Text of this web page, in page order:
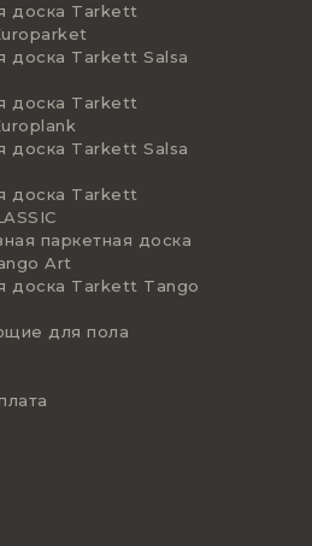
доска Tarkett
доска Tarkett Salsa
доска Tarkett
доска Tarkett Salsa
доска Tarkett
паркетная доска
Art
доска Tarkett Tango
для пола